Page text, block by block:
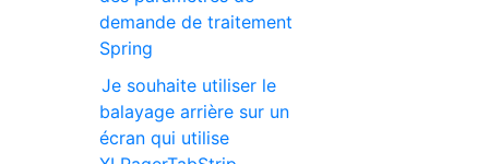
demande de traitement
Spring
Je souhaite utiliser le
balayage arrière sur un
écran qui utilise